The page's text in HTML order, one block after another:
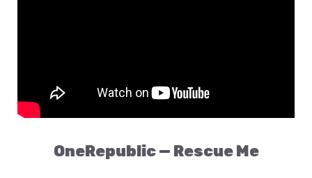
OneRepublic — Rescue Me